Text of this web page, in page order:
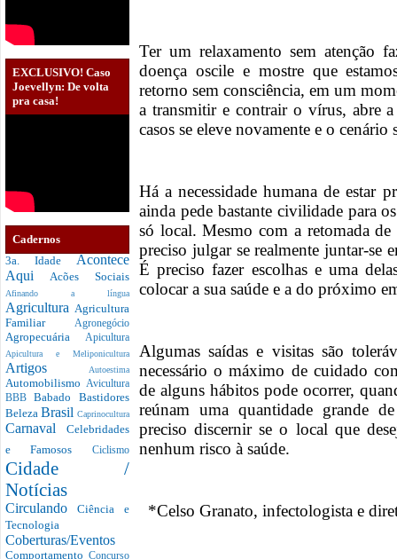
EXCLUSIVO! Caso
Joevellyn: De volta
pra casa!
Cadernos
3a. Idade Acontece
Aqui Acões Sociais
Afinando a língua
Agricultura Agricultura
Familiar Agronegócio
Agropecuária Apicultura
Apicultura e Meliponicultura
Artigos Autoestima
Automobilismo Avicultura
BBBBabado Bastidores
Beleza Brasil Caprinocultura
Carnaval Celebridades
e Famosos Ciclismo
Cidade /
Notícias
CirculandoCiência e
Tecnologia
Coberturas/Eventos
Comportamento Concurso
Ter um relaxamento sem atenção
doença oscile e mostre que
retorno sem consciência, em um
a transmitir e contrair o vírus, abre
casos se eleve novamente e o
Há a necessidade humana de estar
ainda pede bastante civilidade para
só local. Mesmo com a retomada de
preciso julgar se realmente juntar-se
É preciso fazer escolhas e uma
colocar a sua saúde e a do próximo
Algumas saídas e visitas são
necessário o máximo de cuidado
de alguns hábitos pode ocorrer,
reúnam uma quantidade grande
preciso discernir se o local que
nenhum risco à saúde.
*Celso Granato, infectologista e